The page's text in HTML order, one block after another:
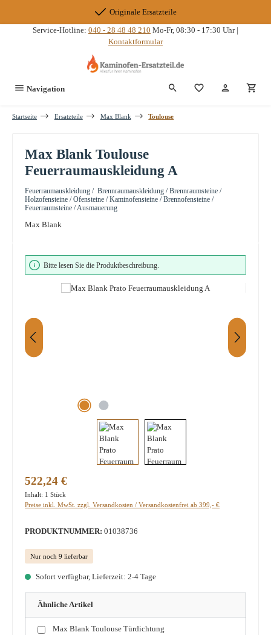
Originale Ersatzteile
Service-Hotline: 040 - 28 48 48 210 Mo-Fr, 08:30 - 17:30 Uhr |
Kontaktformular
Navigation Du hast 0
Startseite Ersatzteile Max Blank Toulouse
Max Blank Toulouse
Feuerraumauskleidung A
Feuerraumauskleidung / Brennraumauskleidung / Brennraumsteine /
Holzofensteine / Ofensteine / Kaminofensteine / Brennofensteine /
Feuerraumsteine / Ausmauerung
Max Blank
Bildergalerie überspringen
Bitte lesen Sie die Produktbeschreibung.
Regulärer Preis:
522,24 €
Inhalt: 1 Stück
Preise inkl. MwSt. zzgl. Versandkosten / Versandkostenfrei ab 399,- €
PRODUKTNUMMER: 01038736
Nur noch 9 lieferbar
Sofort verfügbar, Lieferzeit: 2-4 Tage
Ähnliche Artikel
Max Blank Toulouse Türdichtung